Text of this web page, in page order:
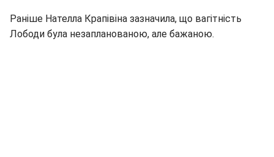
Раніше Нателла Крапівіна зазначила, що вагітність
Лободи була незапланованою, але бажаною.